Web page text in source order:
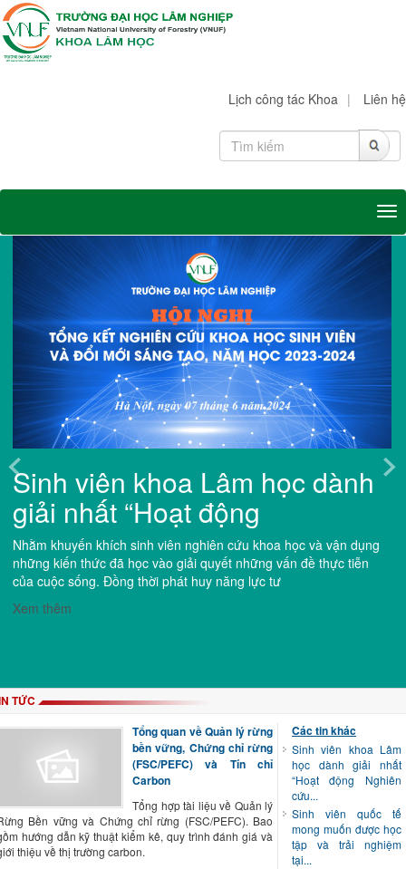
Lịch công tác Khoa | Liên hệ
Sinh viên khoa Lâm học dành
giải nhất “Hoạt động
Nhằm khuyến khích sinh viên nghiên cứu khoa học và vận dụng
những kiến thức đã học vào giải quyết những vấn đề thực tiễn
của cuộc sống. Đồng thời phát huy năng lực tư
Xem thêm
TỨC
Tổng quan về Quản lý rừng
bền vững, Chứng chỉ rừng
(FSC/PEFC) và Tín chỉ
Carbon
Tổng hợp tài liệu về Quản lý
Bền vững và Chứng chỉ rừng (FSC/PEFC). Bao
hướng dẫn kỹ thuật kiểm kê, quy trình đánh giá và
thiệu về thị trường carbon.
Các tin khác
Sinh viên khoa Lâm
học dành giải nhất
“Hoạt động Nghiên
cứu...
Sinh viên quốc tế
mong muốn được học
tập và trải nghiệm
tại...